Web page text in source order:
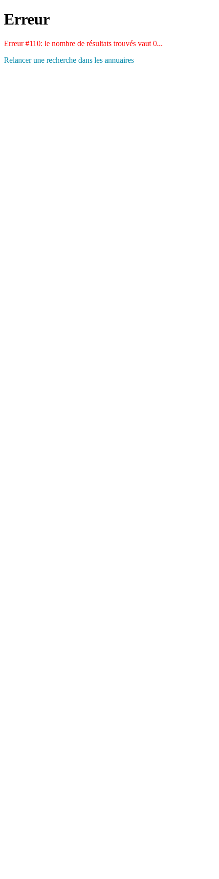
Erreur
Erreur #110: le nombre de résultats trouvés vaut 0...
Relancer une recherche dans les annuaires